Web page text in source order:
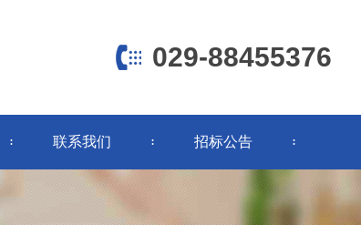
029-88455376
联系我们 招标公告